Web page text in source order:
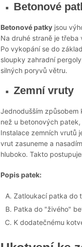
Betonové
Betonové patky jsou
Na druhé straně je
Po vykopání se do
sloupky zahradní
silných poryvů větru.
Zemní vruty
Jednodušším způsobem
než u betonových
Instalace zemních vrutů
vrut zasuneme a
hluboko. Takto
Popis patek:
Zatloukací patka do
Patka do "živého"
K dodatečnému